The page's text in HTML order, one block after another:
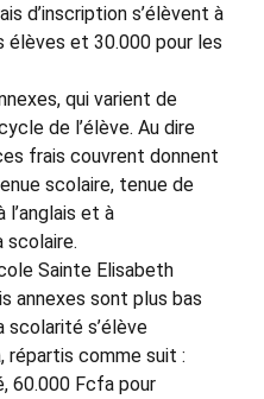
d’inscription s’élèvent à
élèves et 30.000 pour les
qui varient de
de l’élève. Au dire
frais couvrent donnent
scolaire, tenue de
et à
scolaire.
Sainte Elisabeth
annexes sont plus bas
scolarité s’élève
répartis comme suit :
60.000 Fcfa pour